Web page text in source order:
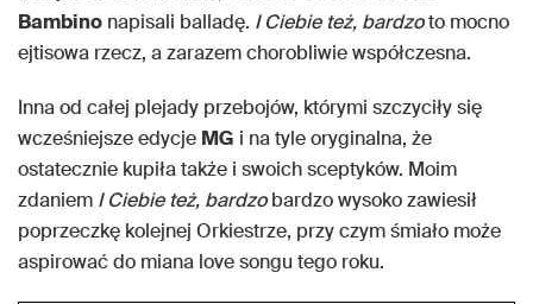
Bambino napisali balladę. I Ciebie też, bardzoto mocno
ejtisowa rzecz, a zarazem chorobliwie współczesna.
Inna od całej plejady przebojów, którymi szczyciły się
wcześniejsze edycje MG i na tyle oryginalna, że
ostatecznie kupiła także i swoich sceptyków. Moim
zdaniem I Ciebie też, bardzobardzo wysoko zawiesił
poprzeczkę kolejnej Orkiestrze, przy czym śmiało może
aspirować do miana love songu tego roku.